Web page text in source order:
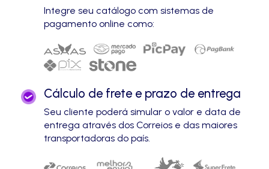
Integre seu catálogo com sistemas de
pagamento online como:
Cálculo de frete e prazo de entrega
Seu cliente poderá simular o valor e data de
entrega através dos Correios e das maiores
transportadoras do país.